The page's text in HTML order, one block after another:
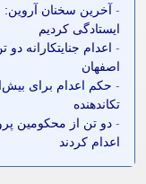
- آخرین سخنان آروین:
ایستادگی کردیم
- اعدام جنایتکارانه
اصفهان
-
تکاندهنده
- دو تن از محکومین
اعدام کردند